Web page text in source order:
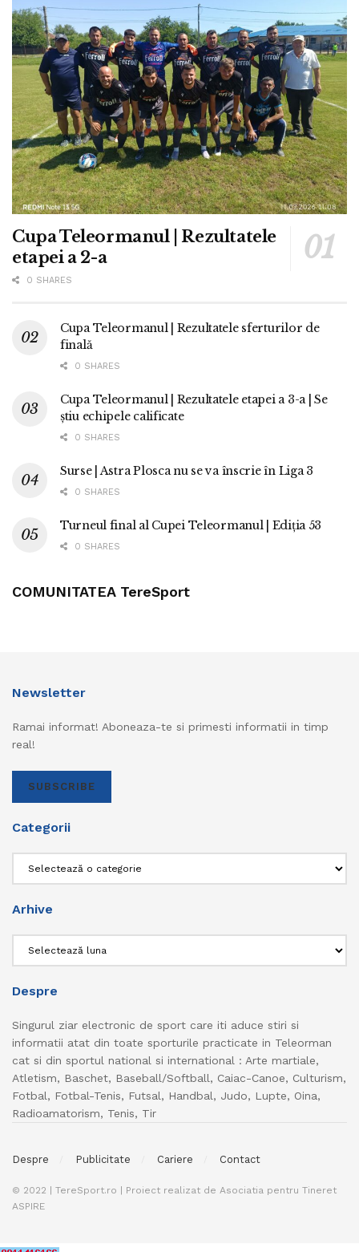
Cupa Teleormanul | Rezultatele
etapei a 2-a
0 SHARES
Cupa Teleormanul | Rezultatele sferturilor de
finală
0 SHARES
Cupa Teleormanul | Rezultatele etapei a 3-a | Se
știu echipele calificate
0 SHARES
Surse | Astra Plosca nu se va înscrie în Liga 3
0 SHARES
Turneul final al Cupei Teleormanul | Ediția 53
0 SHARES
COMUNITATEA TereSport
Newsletter
Ramai informat! Aboneaza-te si primesti informatii in timp
real!
SUBSCRIBE
Categorii
Arhive
Despre
Singurul ziar electronic de sport care iti aduce stiri si
informatii atat din toate sporturile practicate in Teleorman
cat si din sportul national si international : Arte martiale,
Atletism, Baschet, Baseball/Softball, Caiac-Canoe, Culturism,
Fotbal, Fotbal-Tenis, Futsal, Handbal, Judo, Lupte, Oina,
Radioamatorism, Tenis, Tir
Despre Publicitate Cariere Contact
© 2022 | TereSport.ro | Proiect realizat de Asociatia pentru Tineret
ASPIRE